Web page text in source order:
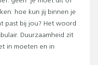
hoe kun jij binnen je
past bij jou? Het woord
Duurzaamheid zit
in moeten en in